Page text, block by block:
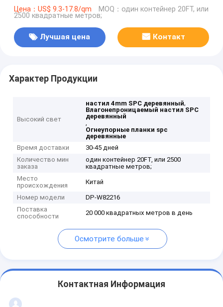
влагонепроницаемый огнеупорный
Цена：US$ 9.3-17.8/qm MOQ：один контейнер 20FT, или
2500 квадратные метров;
Лучшая цена Контакт
Характер Продукции
Высокий свет
настил 4mm SPC деревянный,
Влагонепроницаемый настил SPC
деревянный
,
Огнеупорные планки spc
деревянные
Время доставки
30-45 дней
Количество мин
заказа
один контейнер 20FT, или 2500
квадратные метров;
Место
происхождения
Китай
Номер модели
DP-W82216
Поставка
способности
20 000 квадратных метров в день
Осмотрите больше
Контактная Информация